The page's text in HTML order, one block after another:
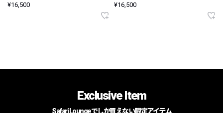
¥16,500 ¥16,500
Exclusive Item
Safari Loungeでしか買えない限定アイテム